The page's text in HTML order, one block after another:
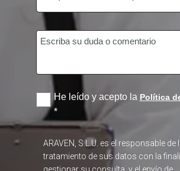
He leído y acepto la Política
*
ARAVEN, S.L.U. es el responsable
tratamiento de sus datos con la
gestionar su consulta, y el envío de